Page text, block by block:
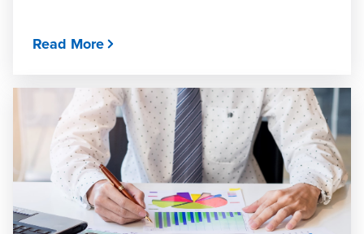
Read More